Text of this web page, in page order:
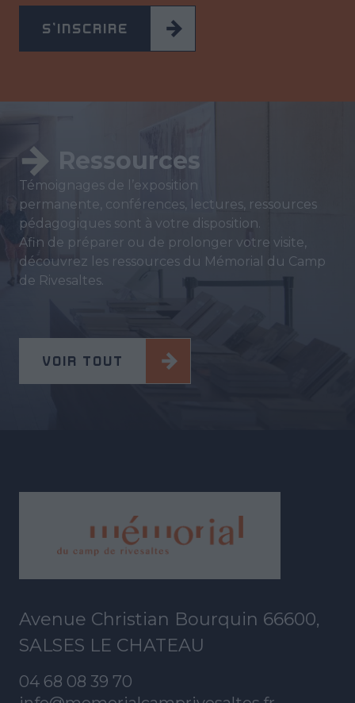
S'INSCRIRE
Ressources
Témoignages de l’exposition
permanente, conférences, lectures, ressources
pédagogiques sont à votre disposition.
Afin de préparer ou de prolonger votre visite,
découvrez les ressources du Mémorial du Camp
de Rivesaltes.
VOIR TOUT
Avenue Christian Bourquin 66600,
SALSES LE CHATEAU
04 68 08 39 70